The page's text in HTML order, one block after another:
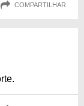
COMPARTILHAR